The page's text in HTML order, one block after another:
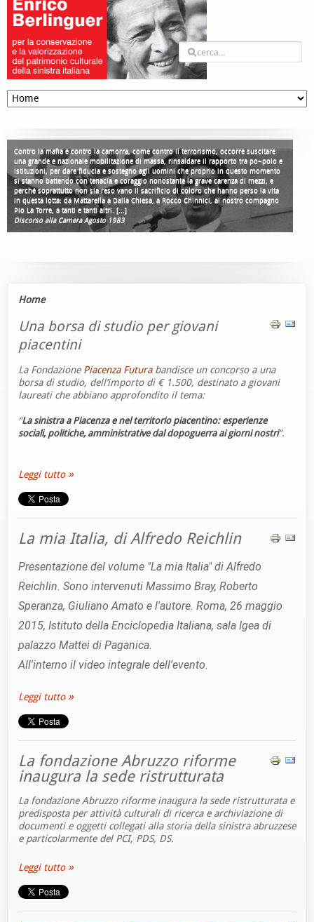
Contro la mafia e contro la camorra, come contro il terrorismo, occorre suscitare
una grande e nazionale mobilitazione di massa, rinsaldare il rapporto tra po¬polo e
istituzioni, per dare fiducia e sostegno agli uomini che proprio in questo momento
si stanno battendo con tenacia e coraggio nonostante la grave carenza di mezzi, e
perché soprattutto non sia reso vano il sacrificio di coloro che hanno perso la vita
in questa lotta: da Mattarella a Dalla Chiesa, a Rocco Chinnici, al nostro compagno
Pio La Torre, a tanti e tanti altri. [...]
Discorso alla Camera Agosto 1983
Home
Una borsa di studio per giovani
piacentini
La FondazionePiacenza Futurabandisce un concorso a una
borsa di studio, dell’importo di € 1.500, destinato a giovani
laureati che abbiano approfondito il tema:
“La sinistra a Piacenza e nel territorio piacentino: esperienze
sociali, politiche, amministrative dal dopoguerra ai giorni nostri”.
Leggi tutto
La mia Italia, di Alfredo Reichlin
Presentazione del volume "La mia Italia" di Alfredo
Reichlin. Sono intervenuti Massimo Bray, Roberto
Speranza, Giuliano Amato e l'autore. Roma, 26 maggio
2015, Istituto della Enciclopedia Italiana, sala Igea di
palazzo Mattei di Paganica.
All'interno il video integrale dell'evento.
Leggi tutto
La fondazione Abruzzo riforme
inaugura la sede ristrutturata
La fondazione Abruzzo riforme inaugura la sede ristrutturata e
predisposta per attività culturali di ricerca e archiviazione di
documenti e oggetti collegati alla storia della sinistra abruzzese
e particolarmente del PCI, PDS, DS.
Leggi tutto